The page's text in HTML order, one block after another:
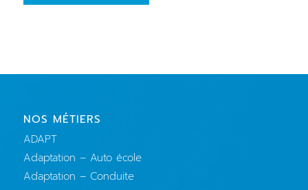
NOS MÉTIERS
ADAPT
Adaptation – Auto école
Adaptation – Conduite